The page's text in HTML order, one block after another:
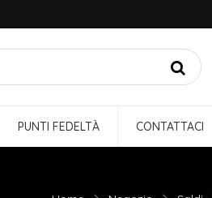
PUNTI FEDELTÀ CONTATTACI